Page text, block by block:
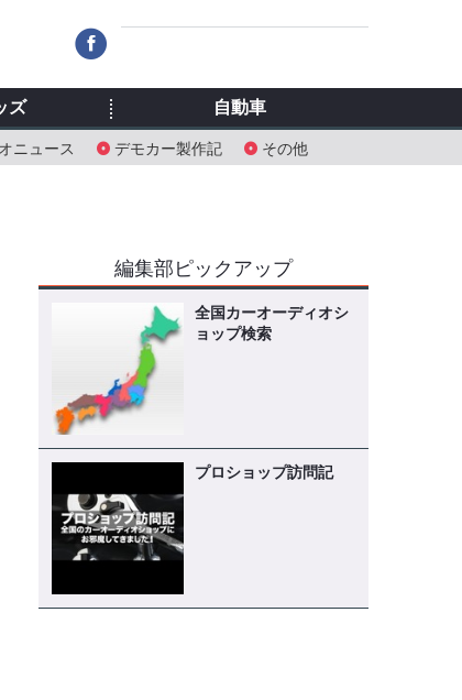
ニュース デモカー製作記 その他
ズ 自動車
編集部ピックアップ
全国カーオーディオシ
ョップ検索
プロショップ訪問記